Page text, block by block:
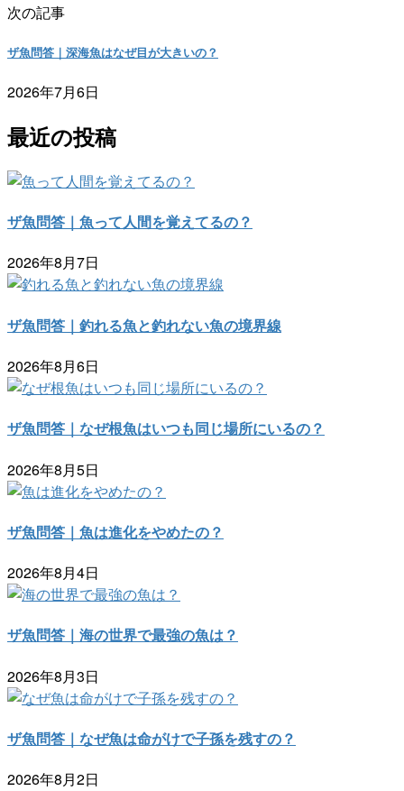
次の記事
ザ魚問答｜深海魚はなぜ目が大きいの？
2026年7月6日
最近の投稿
ザ魚問答｜魚って人間を覚えてるの？
2026年8月7日
ザ魚問答｜釣れる魚と釣れない魚の境界線
2026年8月6日
ザ魚問答｜なぜ根魚はいつも同じ場所にいるの？
2026年8月5日
ザ魚問答｜魚は進化をやめたの？
2026年8月4日
ザ魚問答｜海の世界で最強の魚は？
2026年8月3日
ザ魚問答｜なぜ魚は命がけで子孫を残すの？
2026年8月2日